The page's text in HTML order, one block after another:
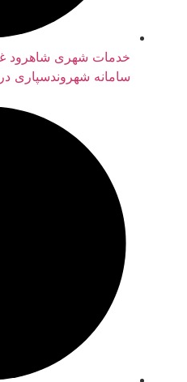
خدمات شهری شاهرود غیرحضوری
سامانه شهروندسپاری در شهرداری